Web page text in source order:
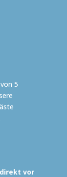
5
vor